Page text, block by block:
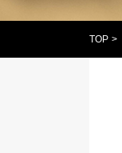
TOP >